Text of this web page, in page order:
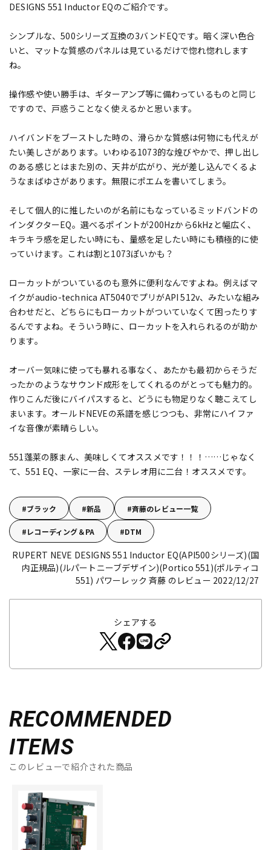
DESIGNS 551 Inductor EQのご紹介です。
シンプルな、500シリーズ互換の3バンドEQです。暗く深い色合
いと、マットな質感のパネルは見ているだけで惚れ惚れします
ね。
操作感や使い勝手は、ギターアンプ等に備わっているものと同じ
ですので、戸惑うことなく使えるかと思います。
ハイバンドをブーストした時の、滑らかな質感は何物にも代えが
たい美しさがあります。いわゆる1073的な煌びやかで、押し出し
のある感じとはまた別の、天井が広がり、光が差し込んでくるよ
うなまばゆさがあります。無限にポエムを書いてしまう。
そして個人的に推したいのが名前にもなっているミッドバンドの
インダクターEQ。選べるポイントが200Hzから6kHzと幅広く、
キラキラ感を足したい時にも、量感を足したい時にも積極的に使
っていけます。これは割と1073ぽいかも？
ローカットがついているのも意外に便利なんですよね。例えばマ
イクがaudio-technica AT5040でプリがAPI 512v、みたいな組み
合わせだと、どちらにもローカットがついていなくて困ったりす
るんですよね。そういう時に、ローカットを入れられるのが助か
ります。
オーバー気味に使っても暴れる事なく、あたかも最初からそうだ
ったかのようなサウンド成形をしてくれるのがとっても魅力的。
作りこんだ後にバイパスすると、どうにも物足りなく聴こえてし
まいます。オールドNEVEの系譜を感じつつも、非常にハイファ
イな音像が素晴らしい。
551蓬莱の豚まん、美味しくてオススメです！！！……じゃなく
て、551 EQ、一家に一台、ステレオ用に二台！オススメです。
ブラック 新品 斉藤のレビュー一覧
レコーディング＆PA DTM
RUPERT NEVE DESIGNS 551 Inductor EQ(API500シリーズ)(国
内正規品)(ルパートニーブデザイン)(Portico 551)(ポルティコ
551) パワーレック 斉藤 のレビュー 2022/12/27
シェアする
RECOMMENDED
ITEMS
このレビューで紹介された商品